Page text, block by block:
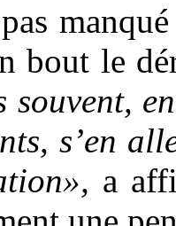
bout le
souvent,
s’en
a